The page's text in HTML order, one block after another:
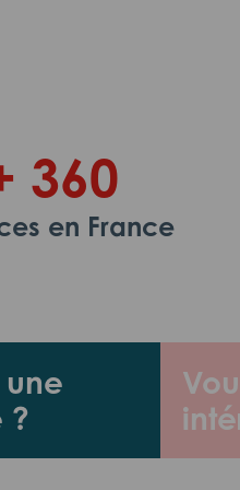
une
?
360
en France